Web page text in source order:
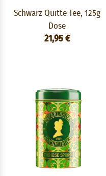
Schwarz Quitte Tee, 125g
Dose
21,95 €